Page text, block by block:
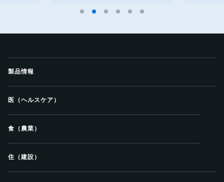
製品情報
医（ヘルスケア）
食（農業）
住（建設）